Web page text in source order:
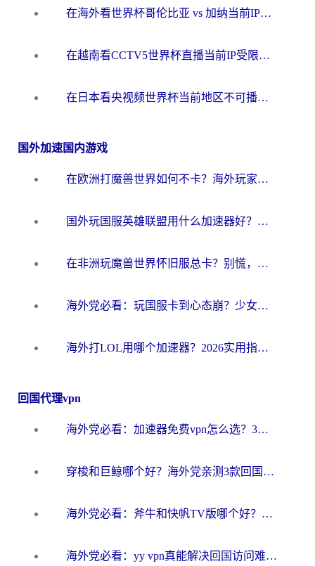
在海外看世界杯哥伦比亚 vs 加纳当前IP受限制？这篇指南帮你流畅看中文解说赛事
在越南看CCTV5世界杯直播当前IP受限制？海外党体育观赛终极指南来了
在日本看央视频世界杯当前地区不可播放？海外党体育观赛终极指南
国外加速国内游戏
在欧洲打魔兽世界如何不卡？海外玩家的国服游戏加速终极攻略
国外玩国服英雄联盟用什么加速器好？海外党亲测有效的国服游戏加速指南
在非洲玩魔兽世界怀旧服总卡？别慌，这份指南帮你丝滑开荒
海外党必看：玩国服卡到心态崩？少女前线云图计划加速器免费推荐+碧蓝航线足球世界流畅攻略
海外打LOL用哪个加速器？2026实用指南：从延迟到设备适配，一篇解决你的国服游戏痛点
回国代理vpn
海外党必看：加速器免费vpn怎么选？3步教你无缝访问国内资源
穿梭和巨鲸哪个好？海外党亲测3款回国加速器，教你避开90%的坑
海外党必看：斧牛和快帆TV版哪个好？3分钟选对回国加速器，无缝刷B站、追热剧
海外党必看：yy vpn真能解决回国访问难题？附云极initap测评+免费方案对比